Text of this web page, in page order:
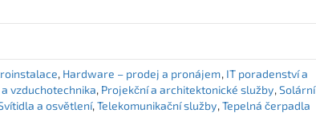
Hardware – prodej a pronájem IT poradenství a
vzduchotechnika Projekční a architektonické služby Solární
a osvětlení Telekomunikační služby Tepelná čerpadla